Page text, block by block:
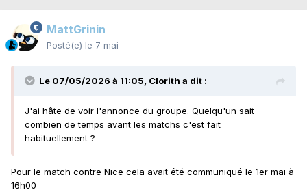
MattGrinin
Posté(e) le 7 mai
Le 07/05/2026 à 11:05, Clorith a dit :
J'ai hâte de voir l'annonce du groupe. Quelqu'un sait
combien de temps avant les matchs c'est fait
habituellement ?
Pour le match contre Nice cela avait été communiqué le 1er mai à
16h00